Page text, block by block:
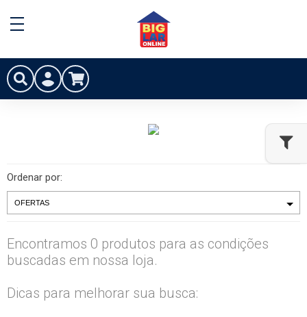
Ordenar por:
Encontramos 0 produtos para as condições
buscadas em nossa loja.
Dicas para melhorar sua busca: